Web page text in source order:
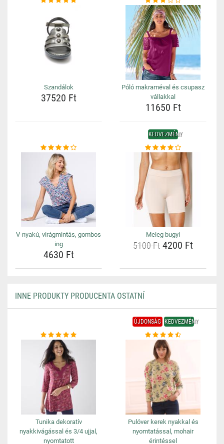
Szandálok
37520 Ft
Póló makraméval és csupasz
vállakkal
11650 Ft
V-nyakú, virágmintás, gombos
ing
4630 Ft
KEDVEZMÉNY
Meleg bugyi
5100 Ft 4200 Ft
INNE PRODUKTY PRODUCENTA OSTATNÍ
Tunika dekoratív
nyakkivágással és 3/4 ujjal,
nyomtatott
ÚJDONSÁG KEDVEZMÉNY
Pulóver kerek nyakkal és
nyomtatással, mohair
érintéssel